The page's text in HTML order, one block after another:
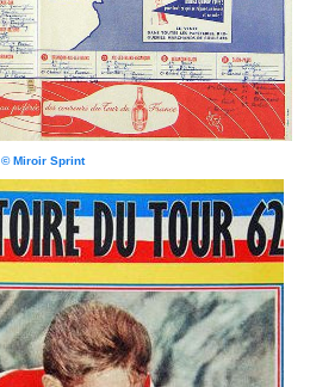
© Miroir Sprint